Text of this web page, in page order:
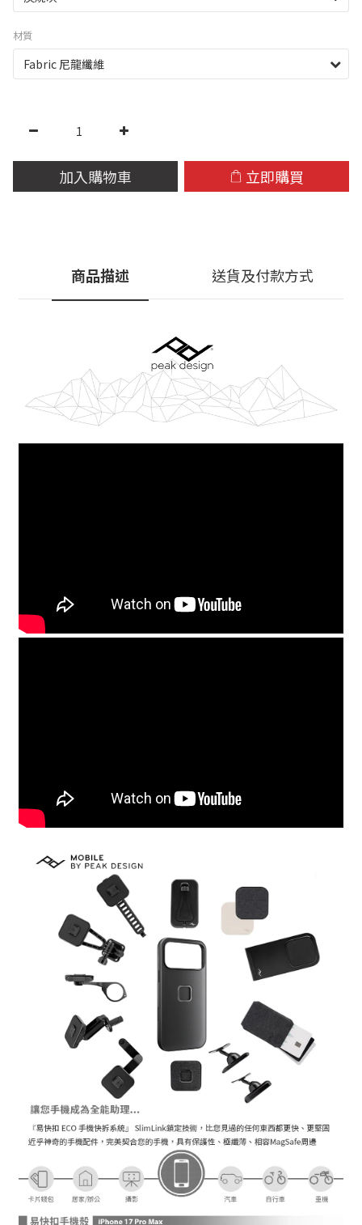
材質
加入購物車 立即購買
商品描述 送貨及付款方式